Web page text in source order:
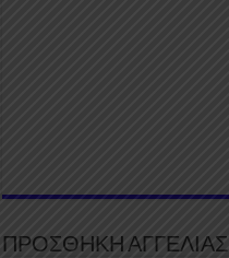
ΠΡΟΣΘΗΚΗ ΑΓΓΕΛΙΑΣ